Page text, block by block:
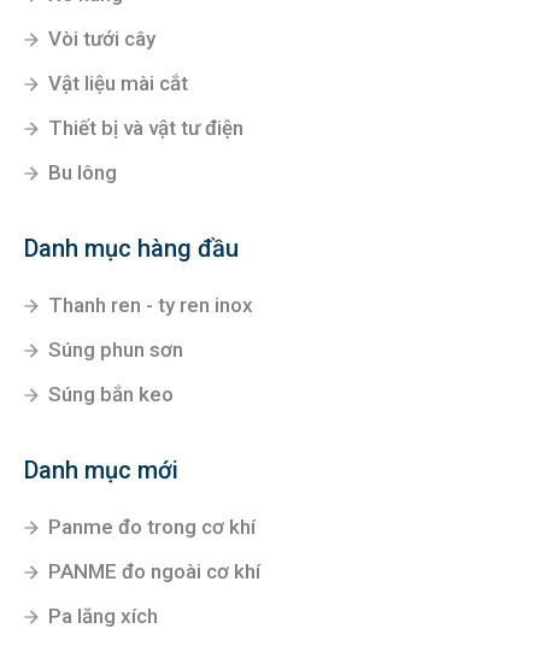
Vòi tưới cây
Vật liệu mài cắt
Thiết bị và vật tư điện
Bu lông
Danh mục hàng đầu
Thanh ren - ty ren inox
Súng phun sơn
Súng bắn keo
Danh mục mới
Panme đo trong cơ khí
PANME đo ngoài cơ khí
Pa lăng xích